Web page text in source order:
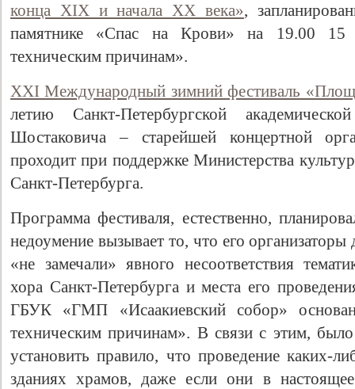
конца XIX и начала XX века»,
памятнике «Спас на Крови» на 19.00 15
техническим причинам».
XXI Международный зимний фестиваль
летию Санкт-Петербургской
Шостаковича – старейшей концертной
проходит при поддержке Министерства
Санкт‑Петербурга.
Программа фестиваля, естественно,
недоумение вызывает то, что его
«не замечали» явного несоответствия
хора Санкт‑Петербурга и места его
ГБУК «ГМП «Исаакиевский собор»
техническим причинам». В связи с этим,
установить правило, что проведение каких-
зданиях храмов, даже если они в